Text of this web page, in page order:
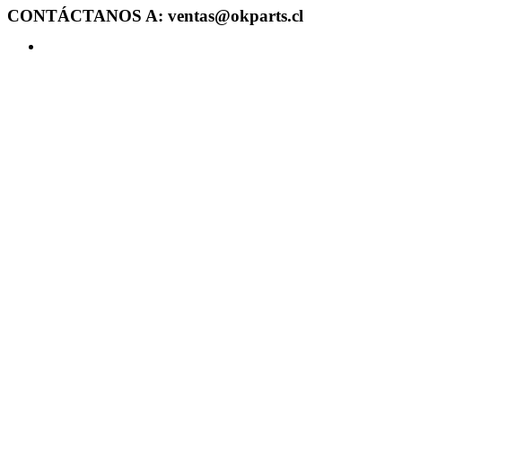
CONTÁCTANOS A: ventas@okparts.cl